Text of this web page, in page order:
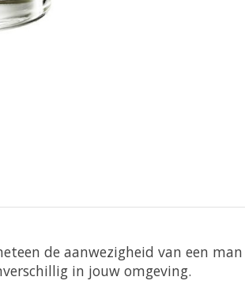
de aanwezigheid van een
in jouw omgeving.